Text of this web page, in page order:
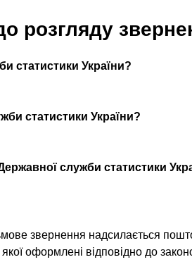
розгляду
статистики України?
статистики України?
служби статистики
звернення надсилається
оформлені відповідно до